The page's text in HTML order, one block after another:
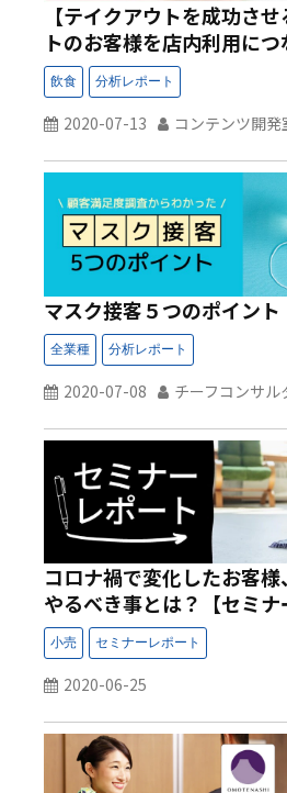
【テイクアウトを成功さ
トのお客様を店内利用につ
2020-07-13 コンテンツ開
マスク接客５つのポイント
2020-07-08 チーフコンサル
コロナ禍で変化したお客
やるべき事とは？【セミナ
2020-06-25